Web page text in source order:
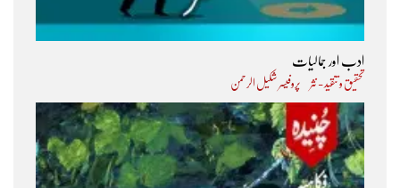
ادب اور جمالیات
تحقیق و تنقید - نثر پروفیسر شکیل الرحمن